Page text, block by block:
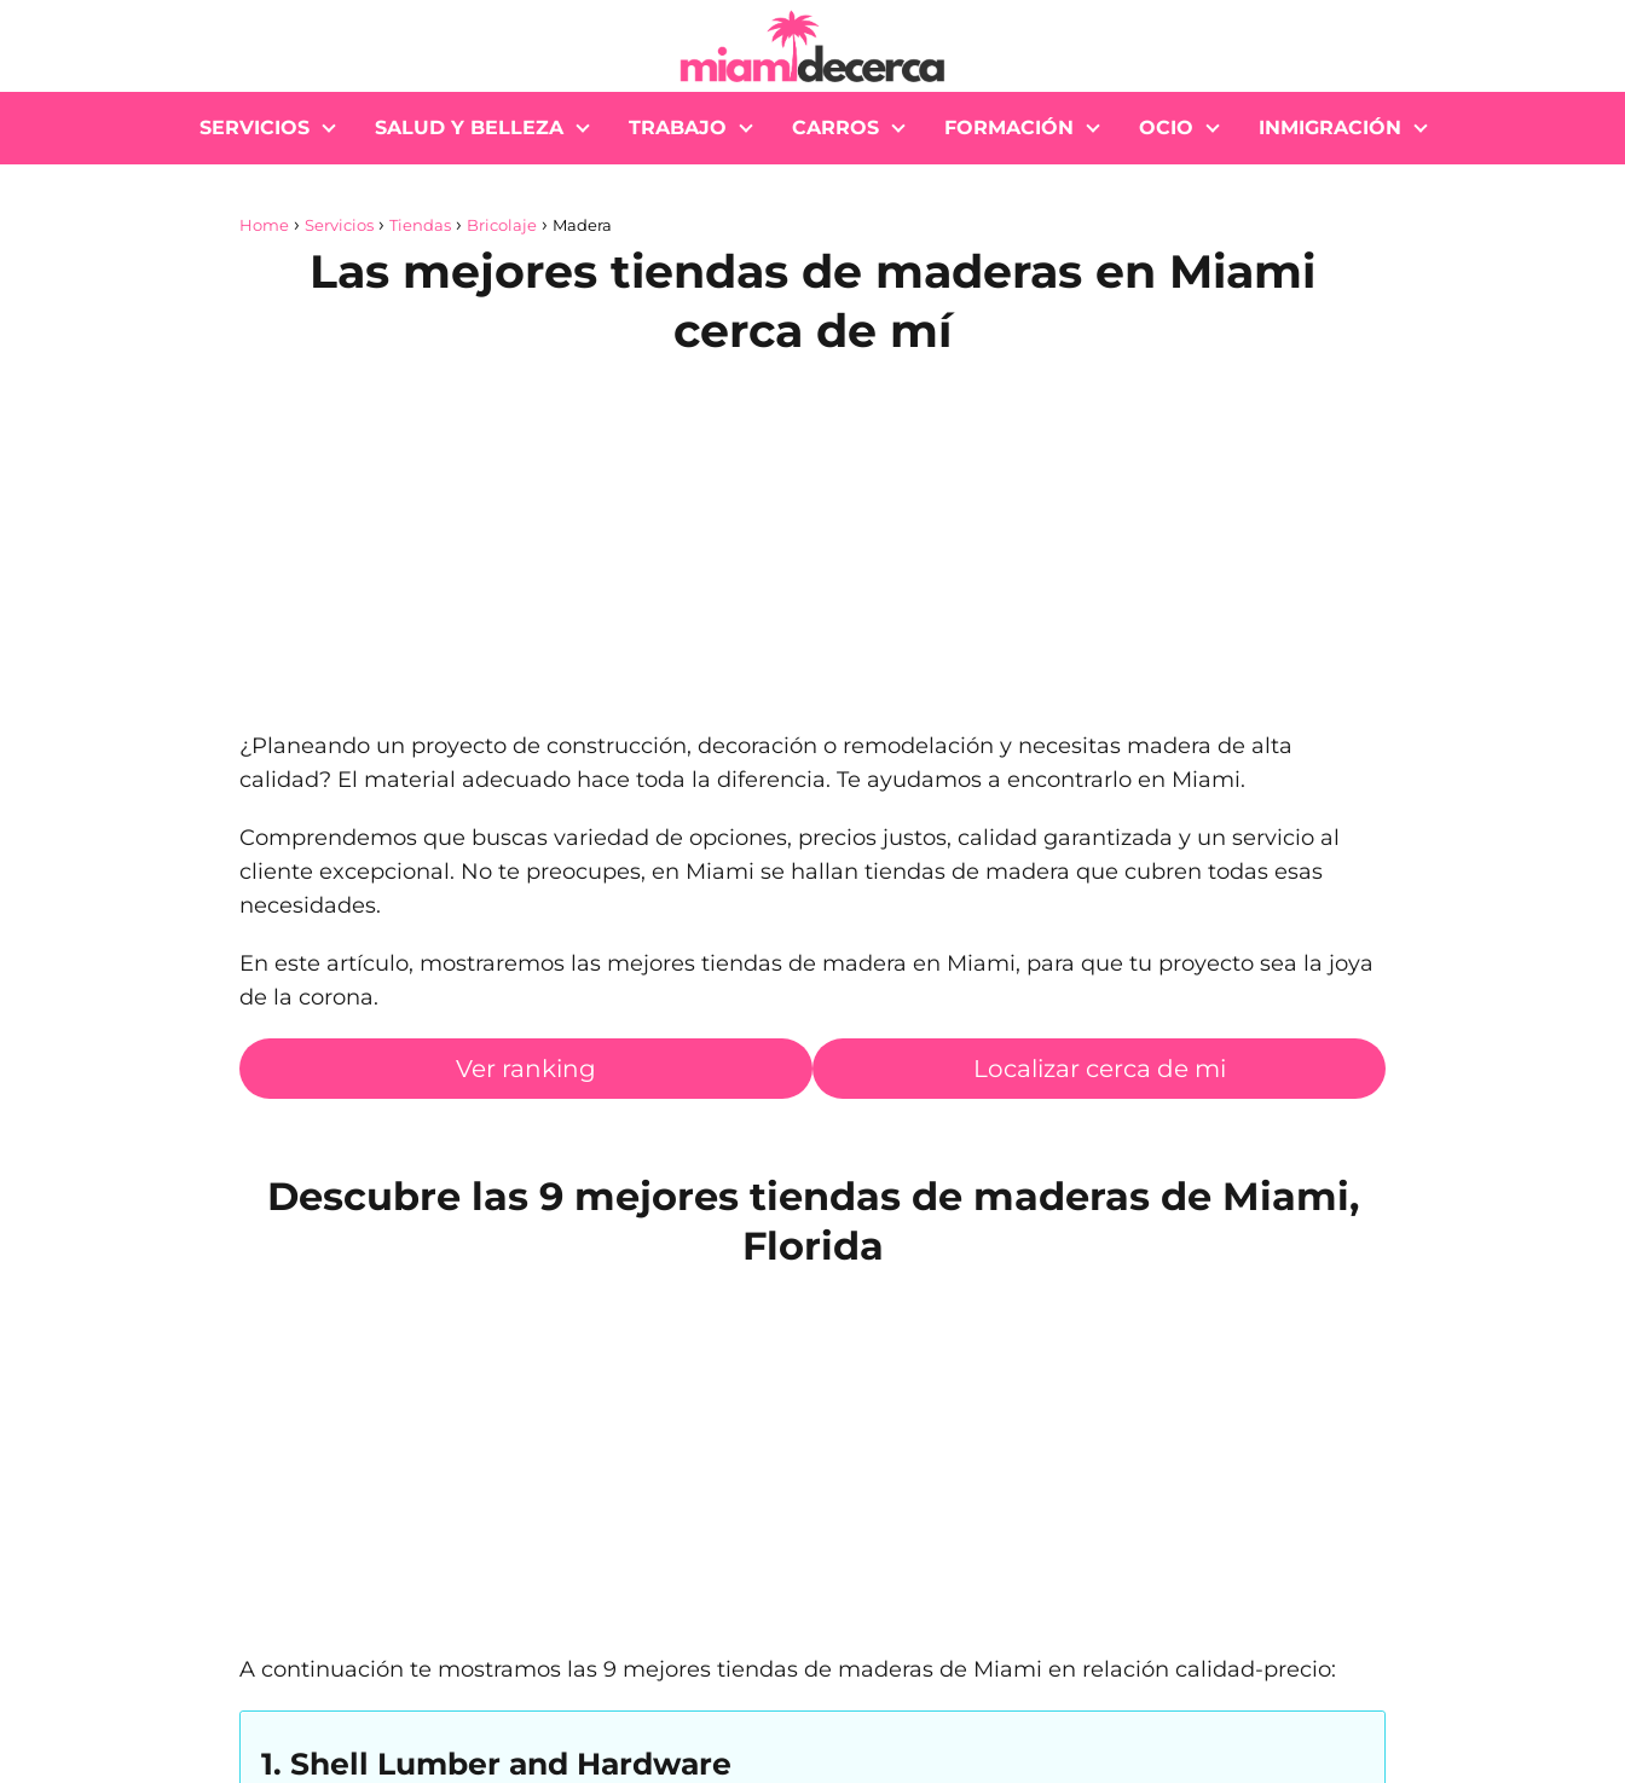
SERVICIOS SALUD Y BELLEZA TRABAJO CARROS FORMACIÓN OCIO INMIGRACIÓN
Home Servicios Tiendas Bricolaje Madera
Las mejores tiendas de maderas en Miami
cerca de mí
¿Planeando un proyecto de construcción, decoración o remodelación y necesitas madera de alta
calidad? El material adecuado hace toda la diferencia. Te ayudamos a encontrarlo en Miami.
Comprendemos que buscas variedad de opciones, precios justos, calidad garantizada y un servicio al
cliente excepcional. No te preocupes, en Miami se hallan tiendas de madera que cubren todas esas
necesidades.
En este artículo, mostraremos las mejores tiendas de madera en Miami, para que tu proyecto sea la joya
de la corona.
Ver ranking Localizar cerca de mi
Descubre las 9 mejores tiendas de maderas de Miami,
Florida
A continuación te mostramos las 9 mejores tiendas de maderas de Miami en relación calidad-precio:
1. Shell Lumber and Hardware